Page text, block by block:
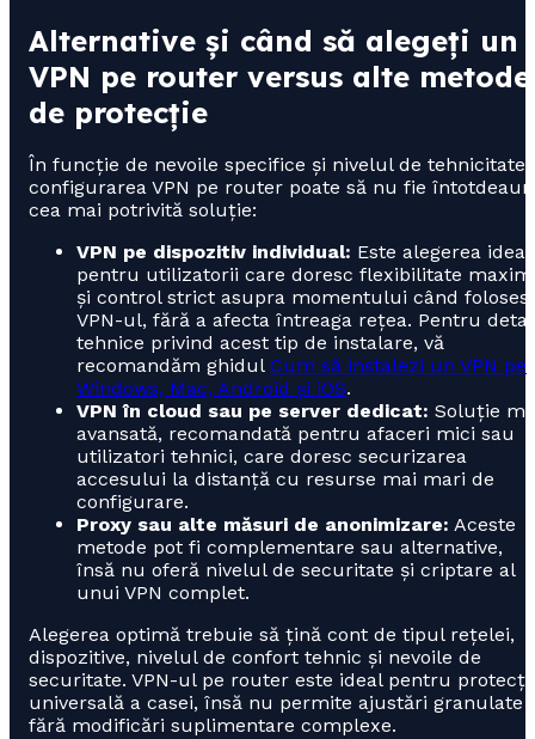
Alternative și când să alegeți un
VPN pe router versus alte metode
de protecție
În funcție de nevoile specifice și nivelul de tehnicitate,
configurarea VPN pe router poate să nu fie
cea mai potrivită soluție:
VPN pe dispozitiv individual: Este alegerea
pentru utilizatorii care doresc flexibilitate
și control strict asupra momentului când
VPN-ul, fără a afecta întreaga rețea. Pentru
tehnice privind acest tip de instalare, vă
recomandăm ghidul Cum să instalezi un VPN pe
Windows, Mac, Android și iOS.
VPN în cloud sau pe server dedicat: Soluție
avansată, recomandată pentru afaceri mici sau
utilizatori tehnici, care doresc securizarea
accesului la distanță cu resurse mai mari de
configurare.
Proxy sau alte măsuri de anonimizare: Aceste
metode pot fi complementare sau alternative,
însă nu oferă nivelul de securitate și criptare al
unui VPN complet.
Alegerea optimă trebuie să țină cont de tipul rețelei,
dispozitive, nivelul de confort tehnic și nevoile de
securitate. VPN-ul pe router este ideal pentru
universală a casei, însă nu permite ajustări granulate
fără modificări suplimentare complexe.